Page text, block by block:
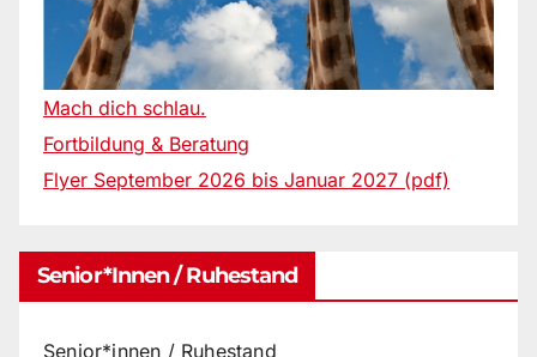
Mach dich schlau.
Fortbildung & Beratung
Flyer September 2026 bis Januar 2027 (pdf)
Senior*innen / Ruhestand
Senior*innen / Ruhestand